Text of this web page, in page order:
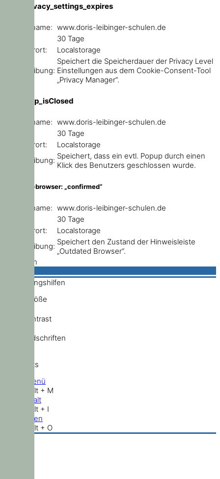
user_privacy_settings_expires
Domainname: www.doris-leibinger-schulen.de
30 Tage
Speicherort:
Localstorage
Beschreibung:
Speichert die Speicherdauer der Privacy Level
Einstellungen aus dem Cookie-Consent-Tool
„Privacy Manager“.
ce_popup_isClosed
Domainname: www.doris-leibinger-schulen.de
30 Tage
Speicherort:
Localstorage
Beschreibung: Speichert, dass ein evtl. Popup durch einen
Klick des Benutzers geschlossen wurde.
outdated-browser: „confirmed“
Domainname: www.doris-leibinger-schulen.de
30 Tage
Speicherort:
Localstorage
Beschreibung: Speichert den Zustand der Hinweisleiste
„Outdated Browser“.
Schließen
Bedienungshilfen
Schriftgröße
Hochkontrast
Standardschriften
Shortcuts
Hauptmenü
Shift + Alt + M
Zum Inhalt
Shift + Alt + I
Nach oben
Shift + Alt + O